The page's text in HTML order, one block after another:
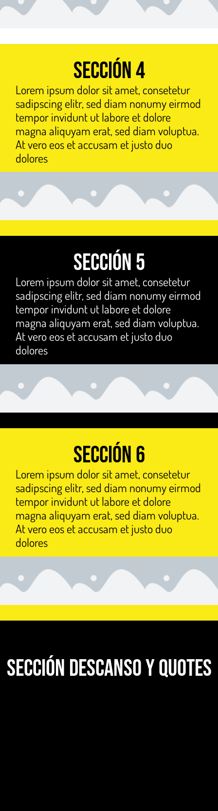
Sección 4
Lorem ipsum dolor sit amet, consetetur
sadipscing elitr, sed diam nonumy eirmod
tempor invidunt ut labore et dolore
magna aliquyam erat, sed diam voluptua.
At vero eos et accusam et justo duo
dolores
Sección 5
Lorem ipsum dolor sit amet, consetetur
sadipscing elitr, sed diam nonumy eirmod
tempor invidunt ut labore et dolore
magna aliquyam erat, sed diam voluptua.
At vero eos et accusam et justo duo
dolores
Sección 6
Lorem ipsum dolor sit amet, consetetur
sadipscing elitr, sed diam nonumy eirmod
tempor invidunt ut labore et dolore
magna aliquyam erat, sed diam voluptua.
At vero eos et accusam et justo duo
dolores
Sección descanso y Quotes